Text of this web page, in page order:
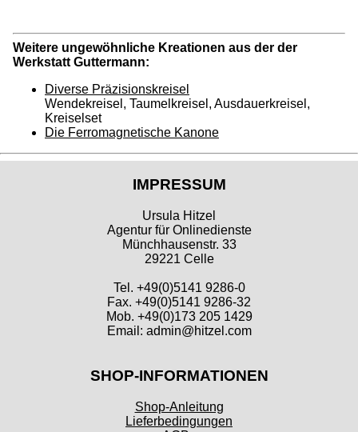
Weitere ungewöhnliche Kreationen aus der der
Werkstatt Guttermann:
Diverse Präzisionskreisel
Wendekreisel, Taumelkreisel, Ausdauerkreisel,
Kreiselset
Die Ferromagnetische Kanone
IMPRESSUM
Ursula Hitzel
Agentur für Onlinedienste
Münchhausenstr. 33
29221 Celle
Tel. +49(0)5141 9286-0
Fax. +49(0)5141 9286-32
Mob. +49(0)173 205 1429
Email: admin@hitzel.com
SHOP-INFORMATIONEN
Shop-Anleitung
Lieferbedingungen